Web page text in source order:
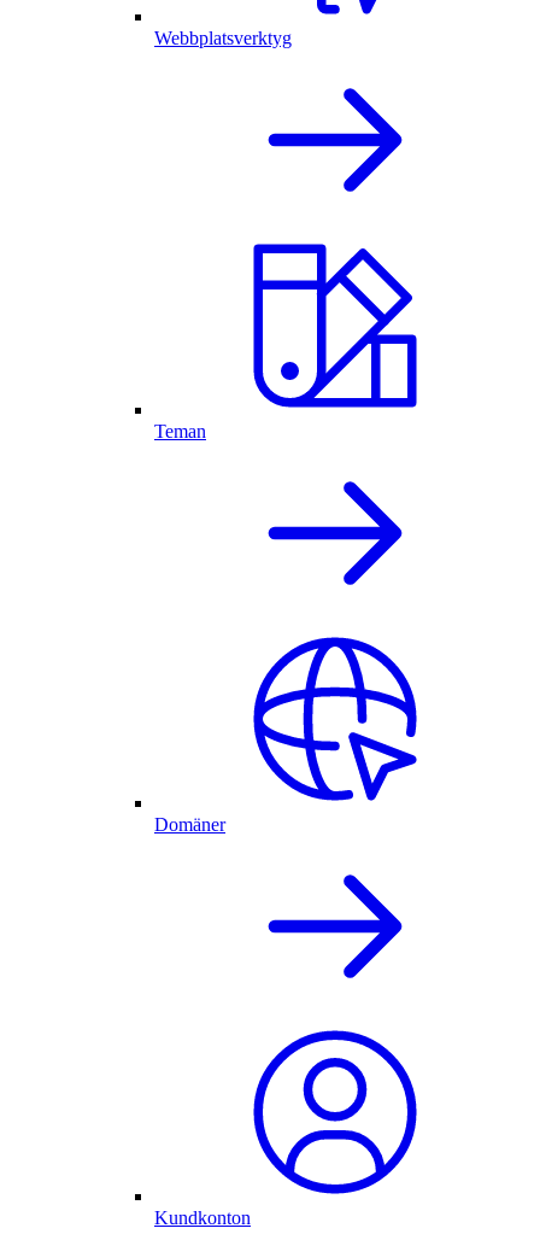
Webbplatsverktyg
Teman
Domäner
Kundkonton